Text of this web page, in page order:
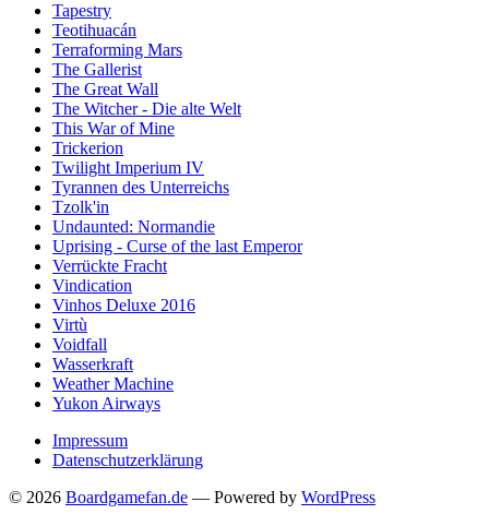
Tapestry
Teotihuacán
Terraforming Mars
The Gallerist
The Great Wall
The Witcher - Die alte Welt
This War of Mine
Trickerion
Twilight Imperium IV
Tyrannen des Unterreichs
Tzolk'in
Undaunted: Normandie
Uprising - Curse of the last Emperor
Verrückte Fracht
Vindication
Vinhos Deluxe 2016
Virtù
Voidfall
Wasserkraft
Weather Machine
Yukon Airways
Impressum
Datenschutzerklärung
© 2026 Boardgamefan.de — Powered by WordPress